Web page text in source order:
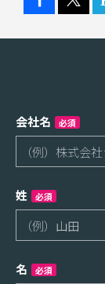
会社名 必須
姓 必須
名 必須